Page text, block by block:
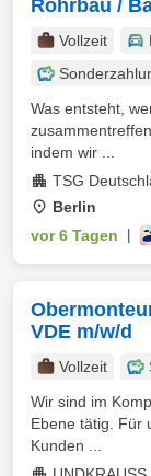
Rohrbau /
Vollzeit
Was entsteht,
indem wir ...
TSG
Berlin
vor 6 Tagen
VDE m/w/d
Vollzeit
Wir sind im
Ebene tätig. Für
Kunden ...